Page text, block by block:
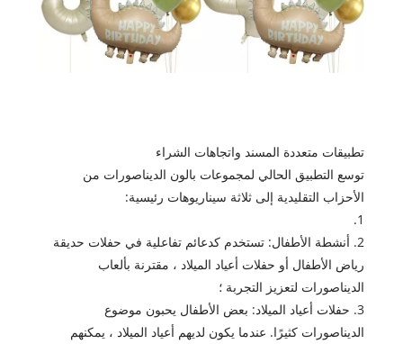
تطبيقات متعددة المسند واتجاهات الشراء
توسع التطبيق الحالي لمجموعات بالون الديناصورات من
الأحزاب التقليدية إلى ثلاثة سيناريوهات رئيسية:
1.
2. أنشطة الأطفال: تستخدم كدعائم تفاعلية في حفلات حديقة
رياض الأطفال أو حفلات أعياد الميلاد ، مقترنة بألعاب
الديناصورات لتعزيز التجربة ؛
3. حفلات أعياد الميلاد: بعض الأطفال يحبون موضوع
الديناصورات كثيرًا. عندما يكون لديهم أعياد الميلاد ، يمكنهم